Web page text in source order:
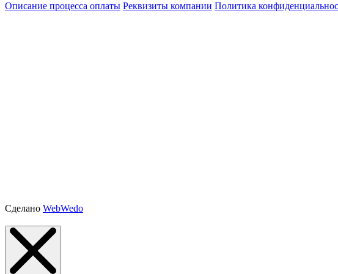
Описание процесса оплаты Реквизиты компании Политика
Сделано WebWedo